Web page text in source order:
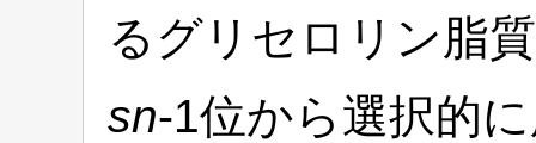
るグリセロリン脂
sn-1位から選択的